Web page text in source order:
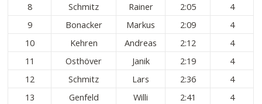
8
Schmitz Rainer 2:05
4
9
Bonacker Markus 2:09
4
10
Kehren Andreas 2:12
4
11
Osthöver Janik 2:19
4
12
Schmitz Lars 2:36
4
13
Genfeld Willi 2:41
4